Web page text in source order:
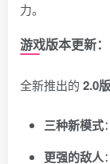
力。
游戏版本更新：
全新推出的 2.0版
三种新模式
更强的敌人